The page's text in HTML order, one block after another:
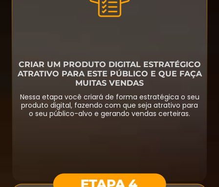
CRIAR UM PRODUTO DIGITAL ESTRATÉGICO
ATRATIVO PARA ESTE PÚBLICO E QUE FAÇA
MUITAS VENDAS
Nessa etapa você criará de forma estratégica o seu
produto digital, fazendo com que seja atrativo para
o seu público-alvo e gerando vendas certeiras.